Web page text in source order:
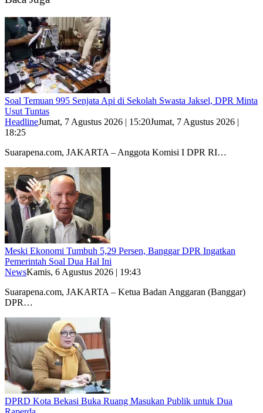
Soal Temuan 995 Senjata Api di Sekolah Swasta Jaksel, DPR Minta
Usut Tuntas
HeadlineJumat, 7 Agustus 2026 | 15:20Jumat, 7 Agustus 2026 |
18:25
Suarapena.com, JAKARTA – Anggota Komisi I DPR RI…
Meski Ekonomi Tumbuh 5,29 Persen, Banggar DPR Ingatkan
Pemerintah Soal Dua Hal Ini
NewsKamis, 6 Agustus 2026 | 19:43
Suarapena.com, JAKARTA – Ketua Badan Anggaran (Banggar)
DPR…
DPRD Kota Bekasi Buka Ruang Masukan Publik untuk Dua